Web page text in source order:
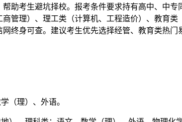
助考生避坑择校。报考条件要求持有高中、中
管理）、理工类（计算机、工程造价）、教育
终身可查。建议考生优先选择经管、教育类热
（理）、外语。